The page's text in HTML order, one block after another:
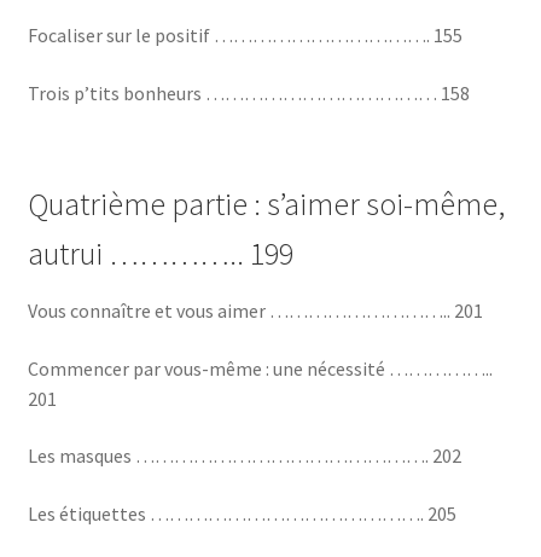
Focaliser sur le positif ……………………………. 155
Trois p’tits bonheurs ……………………………… 158
Quatrième partie : s’aimer soi-même,
autrui ………….. 199
Vous connaître et vous aimer ……………………….. 201
Commencer par vous-même : une nécessité ……………..
201
Les masques ………………………………………. 202
Les étiquettes ……………………………………. 205